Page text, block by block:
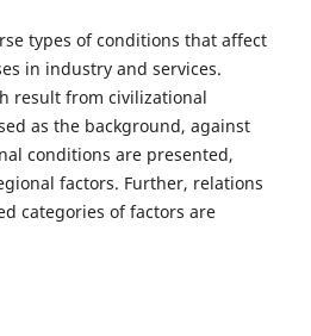
types of conditions that affect
in industry and services.
result from civilizational
as the background, against
conditions are presented,
factors. Further, relations
categories of factors are